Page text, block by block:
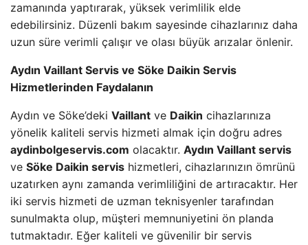
zamanında yaptırarak, yüksek verimlilik elde
edebilirsiniz. Düzenli bakım sayesinde cihazlarınız daha
uzun süre verimli çalışır ve olası büyük arızalar önlenir.
Aydın Vaillant Servis ve Söke Daikin Servis
Hizmetlerinden Faydalanın
Aydın ve Söke’deki Vaillant ve Daikin cihazlarınıza
yönelik kaliteli servis hizmeti almak için doğru adres
aydinbolgeservis.com olacaktır. Aydın Vaillant servis
ve Söke Daikin servis hizmetleri, cihazlarınızın ömrünü
uzatırken aynı zamanda verimliliğini de artıracaktır. Her
iki servis hizmeti de uzman teknisyenler tarafından
sunulmakta olup, müşteri memnuniyetini ön planda
tutmaktadır. Eğer kaliteli ve güvenilir bir servis